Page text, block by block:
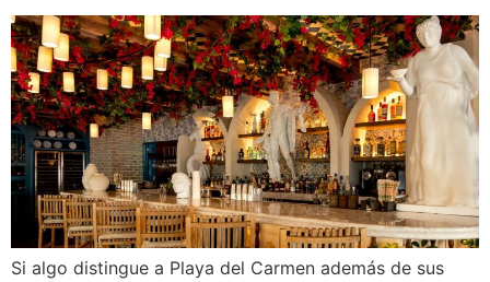
Si algo distingue a Playa del Carmen además de sus